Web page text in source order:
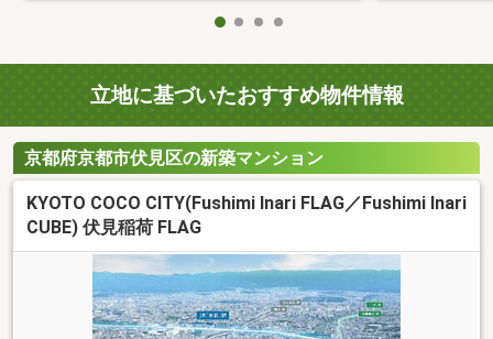
立地に基づいたおすすめ物件情報
京都府京都市伏見区の新築マンション
KYOTO COCO CITY(Fushimi Inari FLAG／Fushimi Inari
CUBE) 伏見稲荷 FLAG